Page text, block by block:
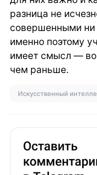
разница не
совершенными ни
именно поэтому
имеет смысл —
чем раньше.
Искусственный